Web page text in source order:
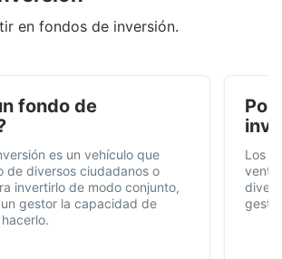
en fondos de inversión.
fondo de
es un vehículo que
de diversos ciudadanos o
invertirlo de modo conjunto,
gestor la capacidad de
Por
Los